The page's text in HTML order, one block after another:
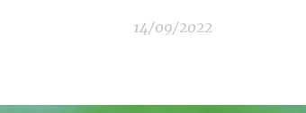
14/09/2022